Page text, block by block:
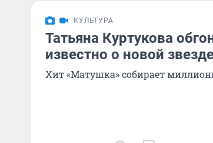
КУЛЬТУРА
Татьяна Куртукова
известно о новой
Хит «Матушка» собирает